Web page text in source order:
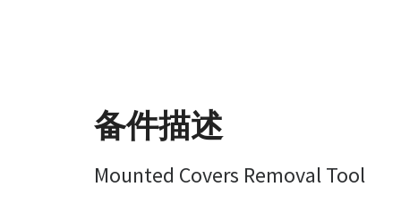
备件描述
Mounted Covers Removal Tool